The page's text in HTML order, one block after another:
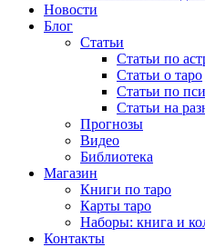
Новости
Блог
Статьи
Статьи по
Статьи о таро
Статьи по
Статьи на
Прогнозы
Видео
Библиотека
Магазин
Книги по таро
Карты таро
Наборы: книга и
Контакты